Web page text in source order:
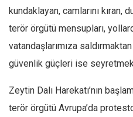
Kemal Özer
Mahmut Toptaş
Yvonne Ridley
Barış Tarımcıoğlu
Ömer Kayani
Yusuf Armağan
kundaklayan, camlarını kıran,
terör örgütü mensupları,
vatandaşlarımıza
güvenlik güçleri ise
Zeytin Dalı Harekatı’nın
terör örgütü Avrupa’da